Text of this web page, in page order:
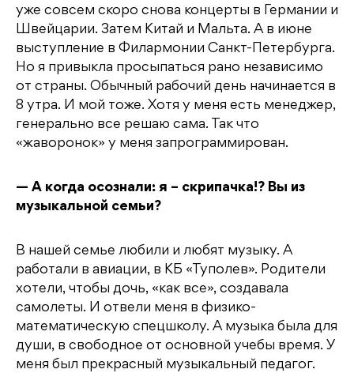
уже совсем скоро снова концерты в Германии и
Швейцарии. Затем Китай и Мальта. А в июне
выступление в Филармонии Санкт-Петербурга.
Но я привыкла просыпаться рано независимо
от страны. Обычный рабочий день начинается в
8 утра. И мой тоже. Хотя у меня есть менеджер,
генерально все решаю сама. Так что
«жаворонок» у меня запрограммирован.
— А когда осознали: я – скрипачка!? Вы из
музыкальной семьи?
В нашей семье любили и любят музыку. А
работали в авиации, в КБ «Туполев». Родители
хотели, чтобы дочь, «как все», создавала
самолеты. И отвели меня в физико-
математическую спецшколу. А музыка была для
души, в свободное от основной учебы время. У
меня был прекрасный музыкальный педагог.